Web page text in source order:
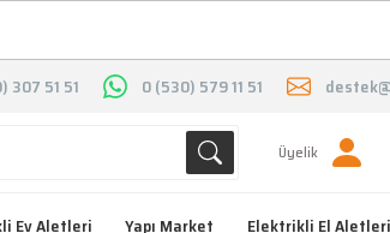
307 51 51 0 (530) 579 11 51
Üyelik
Ev Aletleri Yapı Market Elektrikli El Aletleri